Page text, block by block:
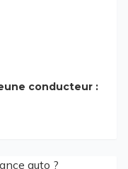
conducteur :